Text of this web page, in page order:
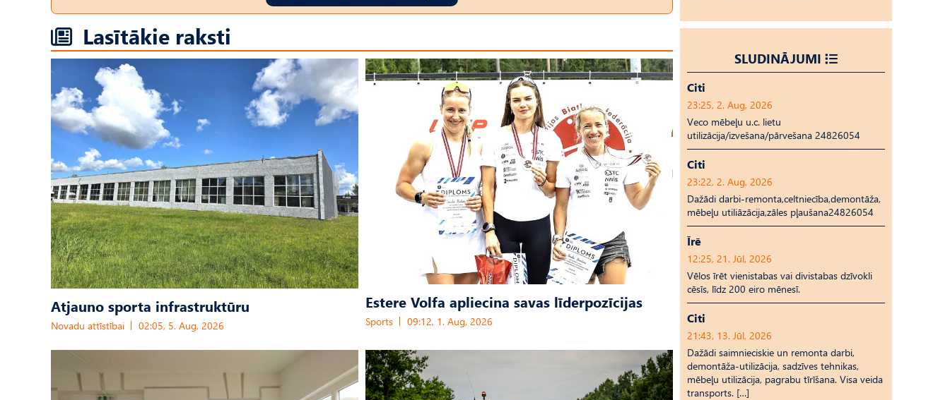
Lasītākie raksti
Atjauno sporta infrastruktūru
Novadu attīstībai 02:05, 5. Aug, 2026
Estere Volfa apliecina savas līderpozīcijas
Sports 09:12, 1. Aug, 2026
SLUDINĀJUMI
Citi
23:25, 2. Aug, 2026
Veco mēbeļu u.c. lietu
utilizācija/izvešana/pārvešana 24826054
Citi
23:22, 2. Aug, 2026
Dažādi darbi-remonta,celtniecība,demontāža,
mēbeļu utiliāzācija,zāles pļaušana24826054
Īrē
12:25, 21. Jūl, 2026
Vēlos īrēt vienistabas vai divistabas dzīvokli
cēsīs, līdz 200 eiro mēnesī.
Citi
21:43, 13. Jūl, 2026
Dažādi saimnieciskie un remonta darbi,
demontāža-utilizācija, sadzīves tehnikas,
mēbeļu utilizācija, pagrabu tīrīšana. Visa veida
transports. […]